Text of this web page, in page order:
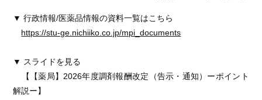
▼ 行政情報/医薬品情報の資料一覧はこちら
https://stu-ge.nichiiko.co.jp/mpi_documents
▼ スライドを見る
【【薬局】2026年度調剤報酬改定（告示・通知）ーポイント
解説ー】